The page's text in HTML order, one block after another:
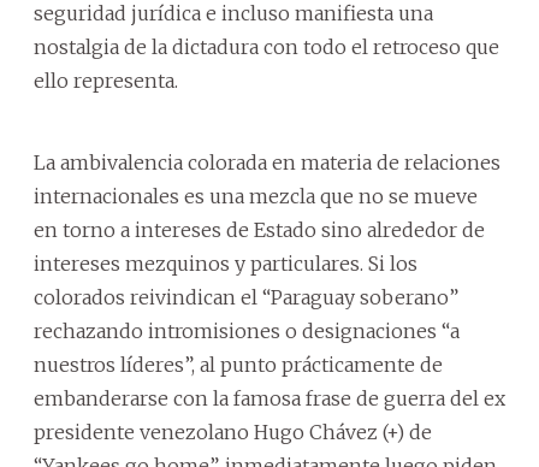
seguridad jurídica e incluso manifiesta una
nostalgia de la dictadura con todo el retroceso que
ello representa.
La ambivalencia colorada en materia de relaciones
internacionales es una mezcla que no se mueve
en torno a intereses de Estado sino alrededor de
intereses mezquinos y particulares. Si los
colorados reivindican el “Paraguay soberano”
rechazando intromisiones o designaciones “a
nuestros líderes”, al punto prácticamente de
embanderarse con la famosa frase de guerra del ex
presidente venezolano Hugo Chávez (+) de